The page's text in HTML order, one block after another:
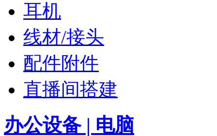
耳机
线材/接头
配件附件
直播间搭建
办公设备 | 电脑